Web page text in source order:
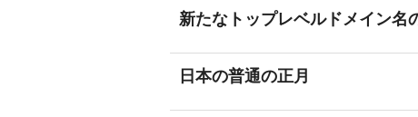
新たなトップレベルドメイン名
日本の普通の正月